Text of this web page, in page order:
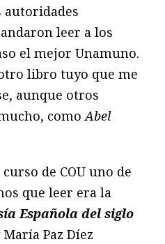
leer a los
el mejor Unamuno.
libro tuyo que me
aunque otros
comoAbel
de COU uno de
que leer era la
Española del siglo
Paz Díez